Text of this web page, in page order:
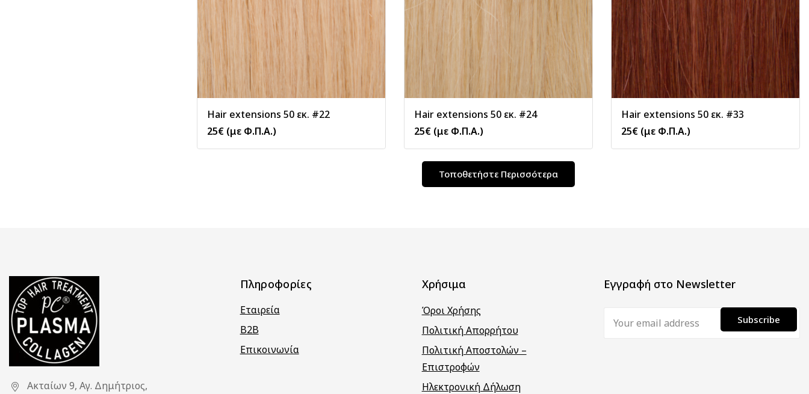
Hair extensions 50 εκ. #22
25€ (με Φ.Π.Α.)
Hair extensions 50 εκ. #24
25€ (με Φ.Π.Α.)
Hair extensions 50 εκ. #33
25€ (με Φ.Π.Α.)
Τοποθετήστε Περισσότερα
Ακταίων 9, Αγ. Δημήτριος,
Πληροφορίες
Εταιρεία
B2B
Επικοινωνία
Χρήσιμα
Όροι Χρήσης
Πολιτική Απορρήτου
Πολιτική Αποστολών –
Επιστροφών
Ηλεκτρονική Δήλωση
Εγγραφή στο Newsletter